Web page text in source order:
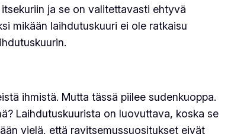
ja se on valitettavasti ehtyvä
mikään laihdutuskuuri ei ole ratkaisu
ihmistä. Mutta tässä piilee sudenkuoppa.
Laihdutuskuurista on luovuttava, koska se
vielä, että ravitsemussuositukset eivät